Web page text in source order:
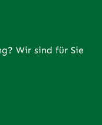
Wir sind für Sie